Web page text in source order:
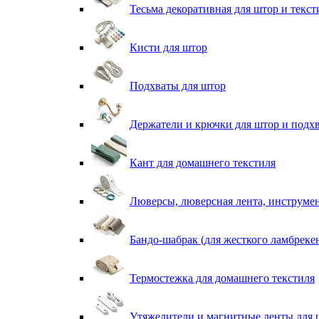
Тесьма декоративная для штор и
Кисти для штор
Подхваты для штор
Держатели и крючки для штор и
Кант для домашнего текстиля
Люверсы, люверсная лента,
Бандо-шабрак (для жесткого
Термостежка для домашнего текстиля
Утяжелители и магнитные ленты для